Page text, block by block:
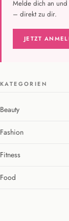
Melde dich an und
– direkt zu dir.
JETZT
KATEGORIEN
Beauty
Fashion
Fitness
Food